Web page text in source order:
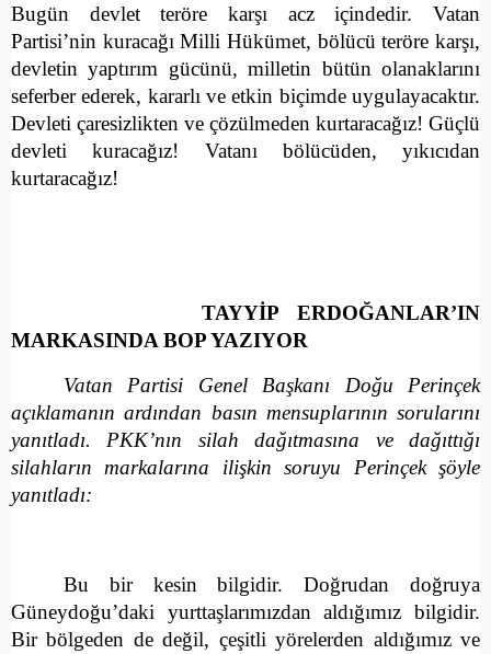
Bugün devlet teröre karşı acz içindedir. Vatan
Partisi’nin kuracağı Milli Hükümet, bölücü teröre karşı,
devletin yaptırım gücünü, milletin bütün olanaklarını
seferber ederek, kararlı ve etkin biçimde uygulayacaktır.
Devleti çaresizlikten ve çözülmeden kurtaracağız! Güçlü
devleti kuracağız! Vatanı bölücüden, yıkıcıdan
kurtaracağız!
TAYYİP ERDOĞANLAR’IN
MARKASINDA BOP YAZIYOR
Vatan Partisi Genel Başkanı Doğu Perinçek
açıklamanın ardından basın mensuplarının sorularını
yanıtladı. PKK’nın silah dağıtmasına ve dağıttığı
silahların markalarına ilişkin soruyu Perinçek şöyle
yanıtladı:
Bu bir kesin bilgidir. Doğrudan doğruya
Güneydoğu’daki yurttaşlarımızdan aldığımız bilgidir.
Bir bölgeden de değil, çeşitli yörelerden aldığımız ve